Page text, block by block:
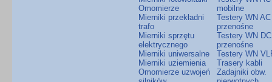
Omomierze
Mierniki przekładni
trafo
Mierniki sprzętu
elektrycznego
Mierniki uniwersalne
Mierniki uziemienia
Omomierze uzwojeń
mobilne
Testery WN AC
przenośne
Testery WN DC
przenośne
Testery WN
Trasery kabli
Zadajniki obw.